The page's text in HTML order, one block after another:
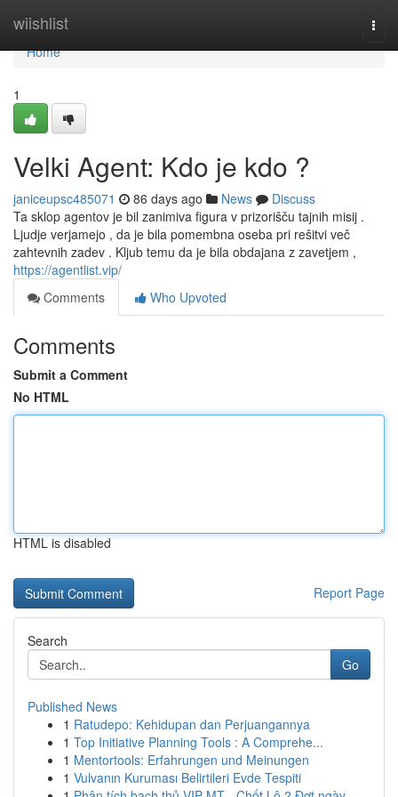
wiishlist
Home
Home
1
Velki Agent: Kdo je kdo ?
janiceupsc485071 86 days ago News
Discuss
Ta sklop agentov je bil zanimiva figura v prizorišču tajnih misij .
Ljudje verjamejo , da je bila pomembna oseba pri rešitvi več
zahtevnih zadev . Kljub temu da je bila obdajana z zavetjem ,
https://agentlist.vip/
Comments
Who Upvoted
Comments
Submit a Comment
No HTML
HTML is disabled
Report Page
Search
Go
Published News
1 Ratudepo: Kehidupan dan Perjuangannya
1 Top Initiative Planning Tools : A Comprehe...
1 Mentortools: Erfahrungen und Meinungen
1 Vulvanın Kuruması Belirtileri Evde Tespiti